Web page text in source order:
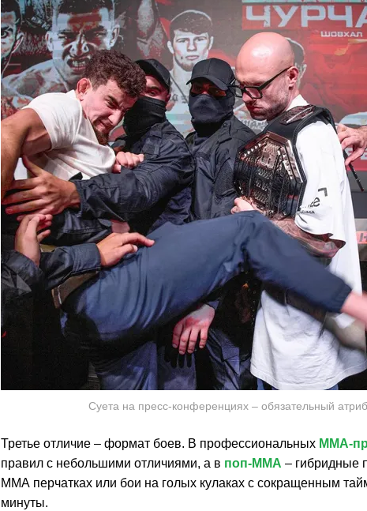
Суета на пресс-конференциях – обязательный
Третье отличие – формат боев. В профессиональных ММА-
правил с небольшими отличиями, а в поп-ММА – гибридные
ММА перчатках или бои на голых кулаках c сокращенным
минуты.